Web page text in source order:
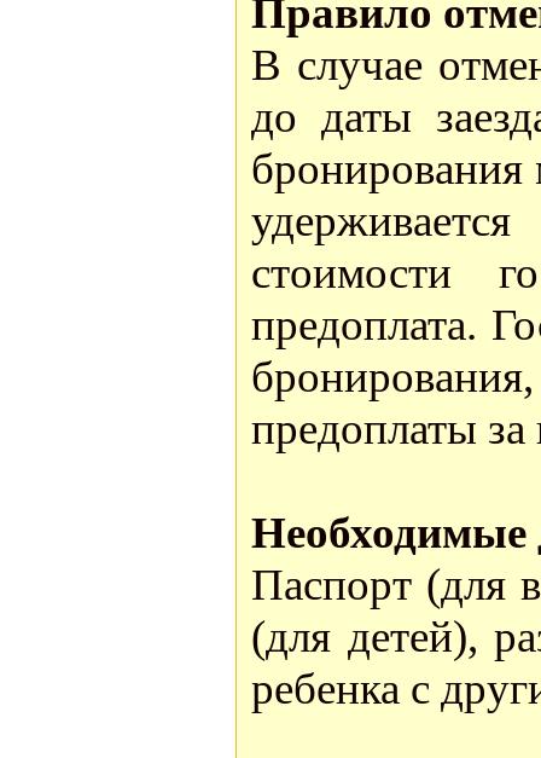
Правило
В случае
до даты
бронирования
стоимости
предоплата.
предоплаты
Необходимые
Паспорт (для
(для детей),
ребенка с